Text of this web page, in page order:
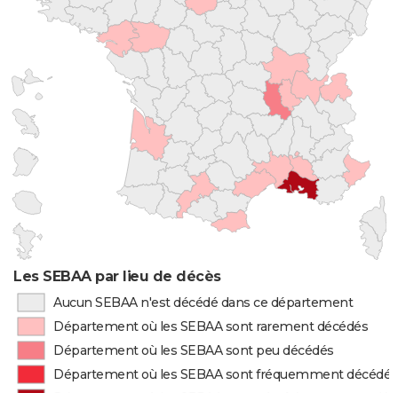
Les SEBAA par lieu de décès
Aucun SEBAA n'est décédé dans ce département
Département où les SEBAA sont rarement décédés
Département où les SEBAA sont peu décédés
Département où les SEBAA sont fréquemment décédés